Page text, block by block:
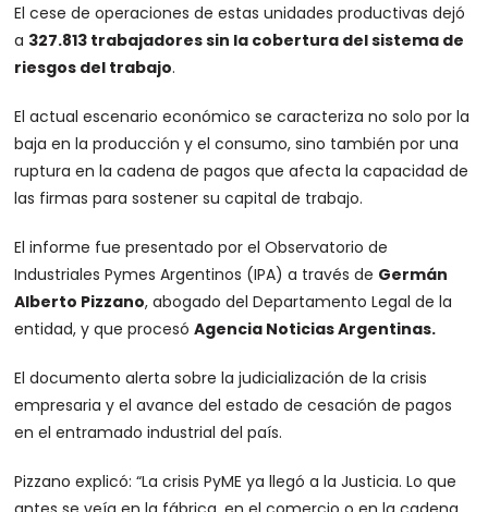
El cese de operaciones de estas unidades productivas dejó
a 327.813 trabajadores sin la cobertura del sistema de
riesgos del trabajo.
El actual escenario económico se caracteriza no solo por la
baja en la producción y el consumo, sino también por una
ruptura en la cadena de pagos que afecta la capacidad de
las firmas para sostener su capital de trabajo.
El informe fue presentado por el Observatorio de
Industriales Pymes Argentinos (IPA) a través de Germán
Alberto Pizzano, abogado del Departamento Legal de la
entidad, y que procesóAgencia Noticias Argentinas.
El documento alerta sobre la judicialización de la crisis
empresaria y el avance del estado de cesación de pagos
en el entramado industrial del país.
Pizzano explicó: “La crisis PyME ya llegó a la Justicia. Lo que